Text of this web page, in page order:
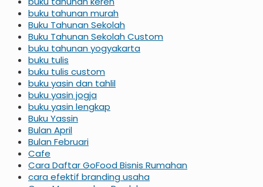
buku tahunan murah
Buku Tahunan Sekolah
Buku Tahunan Sekolah Custom
buku tahunan yogyakarta
buku tulis
buku tulis custom
buku yasin dan tahlil
buku yasin jogja
buku yasin lengkap
Buku Yassin
Bulan April
Bulan Februari
Cafe
Cara Daftar GoFood Bisnis Rumahan
cara efektif branding usaha